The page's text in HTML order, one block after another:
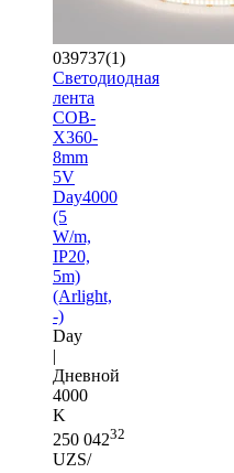
039737(1)
Светодиодная
лента
COB-
X360-
8mm
5V
Day4000
(5
W/m,
IP20,
5m)
(Arlight,
-)
Day
|
Дневной
4000
K
250 04232
UZS/